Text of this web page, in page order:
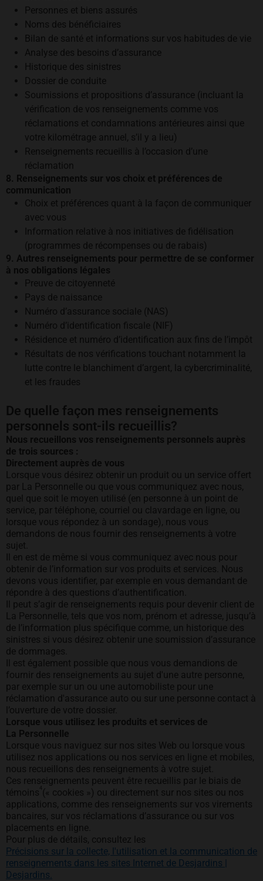
Personnes et biens assurés
Noms des bénéficiaires
Bilan de santé et informations sur vos habitudes de vie
Analyse des besoins d’assurance
Historique des sinistres
Dossier de conduite
Soumissions et propositions d’assurance (incluant la
vérification de vos renseignements comme vos
réclamations et condamnations antérieures ainsi que
votre kilométrage annuel, s’il y a lieu)
Renseignements recueillis à l’occasion d’une
réclamation
8. Renseignements sur vos choix et préférences de
communication
Choix et préférences quant à la façon de communiquer
avec vous
Information relative à nos initiatives de fidélisation
(programmes de récompenses ou de rabais)
9. Autres renseignements pour permettre de se conformer
à nos obligations légales
Preuve de citoyenneté
Pays de naissance
Numéro d’assurance sociale (NAS)
Numéro d’identification fiscale (NIF)
Résidence et numéro d’identification aux fins de l’impôt
Résultats de nos vérifications touchant notamment la
lutte contre le blanchiment d’argent, la cybercriminalité,
et les fraudes
De quelle façon mes renseignements
personnels sont-ils recueillis?
Nous recueillons vos renseignements personnels auprès
de trois sources :
Directement auprès de vous
Lorsque vous désirez obtenir un produit ou un service offert
par La Personnelle ou que vous communiquez avec nous,
quel que soit le moyen utilisé (en personne à un point de
service, par téléphone, courriel ou clavardage en ligne, ou
lorsque vous répondez à un sondage), nous vous
demandons de nous fournir des renseignements à votre
sujet.
Il en est de même si vous communiquez avec nous pour
obtenir de l’information sur vos produits et services. Nous
devons vous identifier, par exemple en vous demandant de
répondre à des questions d’authentification.
Il peut s’agir de renseignements requis pour devenir client de
La Personnelle, tels que vos nom, prénom et adresse, jusqu’à
de l’information plus spécifique comme, un historique des
sinistres si vous désirez obtenir une soumission d’assurance
de dommages.
Il est également possible que nous vous demandions de
fournir des renseignements au sujet d'une autre personne,
par exemple sur un ou une automobiliste pour une
réclamation d'assurance auto ou sur une personne contact à
l’ouverture de votre dossier.
Lorsque vous utilisez les produits et services de
La Personnelle
Lorsque vous naviguez sur nos sites Web ou lorsque vous
utilisez nos applications ou nos services en ligne et mobiles,
nous recueillons des renseignements à votre sujet.
Ces renseignements peuvent être recueillis par le biais de
témoins (« cookies ») ou directement sur nos sites ou nos
applications, comme des renseignements sur vos virements
bancaires, sur vos réclamations d’assurance ou sur vos
placements en ligne.
Pour plus de détails, consultez les
Précisions sur la collecte, l'utilisation et la communication de
renseignements dans les sites Internet de Desjardins |
Desjardins.